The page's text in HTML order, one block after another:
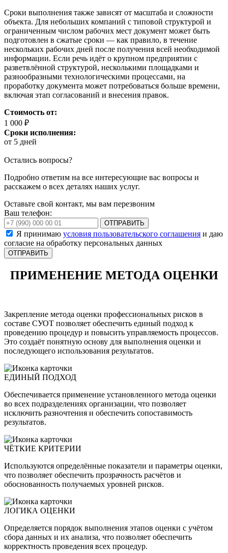
Сроки выполнения также зависят от масштаба и сложности
объекта. Для небольших компаний с типовой структурой и
ограниченным числом рабочих мест документ может быть
подготовлен в сжатые сроки — как правило, в течение
нескольких рабочих дней после получения всей необходимой
информации. Если речь идёт о крупном предприятии с
разветвлённой структурой, несколькими площадками и
разнообразными технологическими процессами, на
проработку документа может потребоваться больше времени,
включая этап согласований и внесения правок.
Стоимость от:
1 000 ₽
Сроки исполнения:
от 5 дней
Остались вопросы?
Подробно ответим на все интересующие вас вопросы и
расскажем о всех деталях наших услуг.
Оставьте свой контакт, мы вам перезвоним
Ваш телефон:
ОТПРАВИТЬ
Я принимаю условия пользовательского соглашения и даю
согласие на обработку персональных данных
ПРИМЕНЕНИЕ МЕТОДА ОЦЕНКИ
Закрепление метода оценки профессиональных рисков в
составе СУОТ позволяет обеспечить единый подход к
проведению процедур и повысить управляемость процессов.
Это создаёт понятную основу для выполнения оценки и
последующего использования результатов.
ЕДИНЫЙ ПОДХОД
Обеспечивается применение установленного метода оценки
во всех подразделениях организации, что позволяет
исключить разночтения и обеспечить сопоставимость
результатов.
ЧЁТКИЕ КРИТЕРИИ
Используются определённые показатели и параметры оценки,
что позволяет обеспечить прозрачность расчётов и
обоснованность получаемых уровней рисков.
ЛОГИКА ОЦЕНКИ
Определяется порядок выполнения этапов оценки с учётом
сбора данных и их анализа, что позволяет обеспечить
корректность проведения всех процедур.